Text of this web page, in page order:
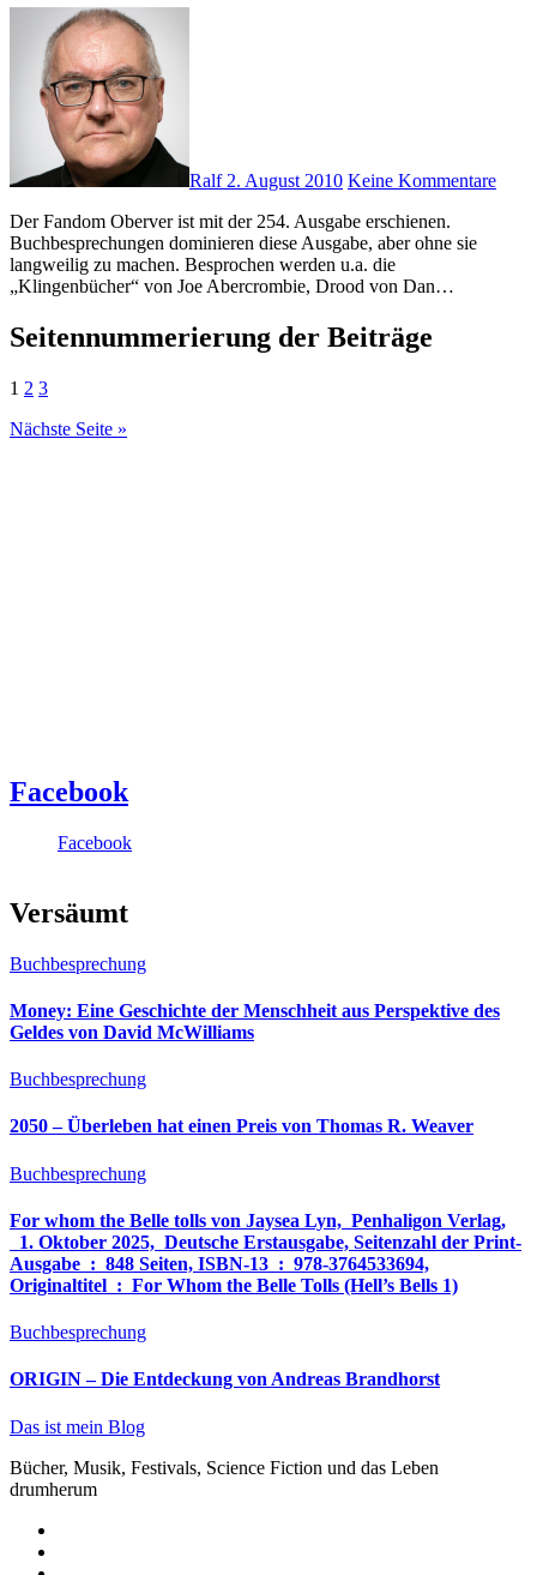
Ralf 2. August 2010 Keine Kommentare
Der Fandom Oberver ist mit der 254. Ausgabe erschienen.
Buchbesprechungen dominieren diese Ausgabe, aber ohne sie
langweilig zu machen. Besprochen werden u.a. die
„Klingenbücher“ von Joe Abercrombie, Drood von Dan…
Seitennummerierung der Beiträge
1 2 3
Nächste Seite »
Facebook
Facebook
Versäumt
Buchbesprechung
Money: Eine Geschichte der Menschheit aus Perspektive des
Geldes von David McWilliams
Buchbesprechung
2050 – Überleben hat einen Preis von Thomas R. Weaver
Buchbesprechung
For whom the Belle tolls von Jaysea Lyn, ‎ Penhaligon Verlag,
‎ 1. Oktober 2025, ‎ Deutsche Erstausgabe, Seitenzahl der Print-
Ausgabe ‏ : ‎ 848 Seiten, ISBN-13 ‏ : ‎ 978-3764533694,
Originaltitel ‏ : ‎ For Whom the Belle Tolls (Hell’s Bells 1)
Buchbesprechung
ORIGIN – Die Entdeckung von Andreas Brandhorst
Das ist mein Blog
Bücher, Musik, Festivals, Science Fiction und das Leben
drumherum